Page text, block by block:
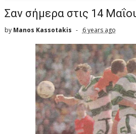
Σαν σήμερα στις 14
by Manos Kassotakis 6 years ago